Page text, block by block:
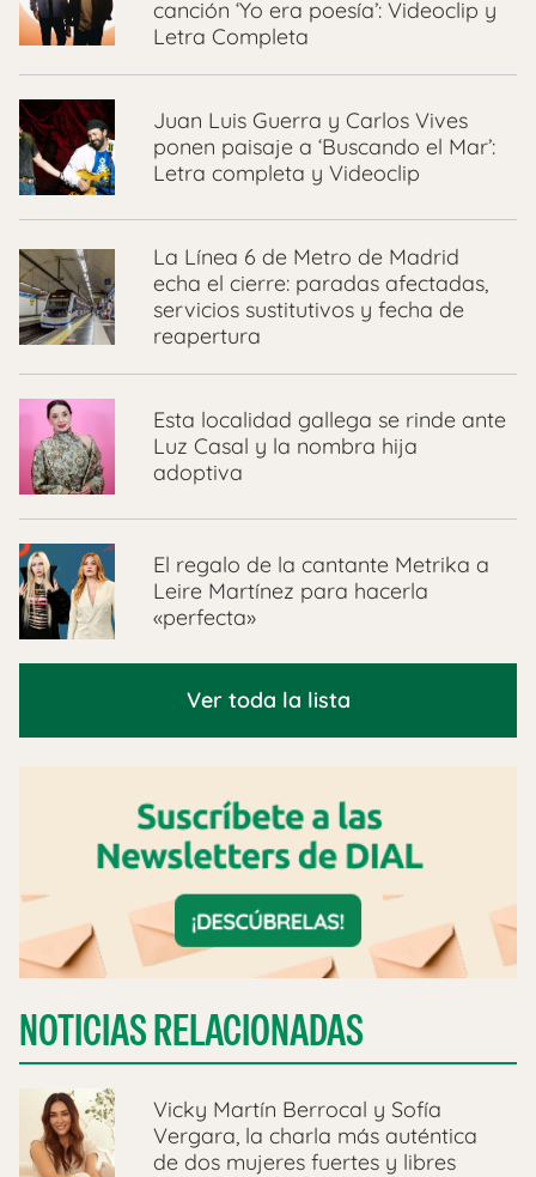
canción ‘Yo era poesía’: Videoclip y
Letra Completa
Juan Luis Guerra y Carlos Vives
ponen paisaje a ‘Buscando el Mar’:
Letra completa y Videoclip
La Línea 6 de Metro de Madrid
echa el cierre: paradas afectadas,
servicios sustitutivos y fecha de
reapertura
Esta localidad gallega se rinde ante
Luz Casal y la nombra hija
adoptiva
El regalo de la cantante Metrika a
Leire Martínez para hacerla
«perfecta»
Ver toda la lista
NOTICIAS RELACIONADAS
Vicky Martín Berrocal y Sofía
Vergara, la charla más auténtica
de dos mujeres fuertes y libres